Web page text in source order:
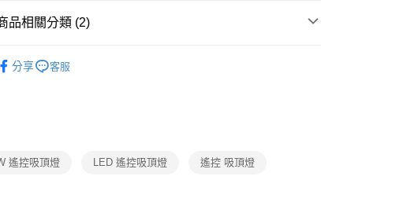
３．安心：先確認商品／服務後，再付款。
１．於結帳方式選擇「AFTEE先享後付」後，將跳轉至「AFTEE先享後
付」結帳頁面，進行簡訊認證並確認金額後，即可完成結帳。
先享後付繳納相關費用。
每筆NT$180，滿NT$5,000(含以上)免運費
品相關分類 (2)
分享 客服
遙控吸頂燈 LED 遙控吸頂燈 遙控 吸頂燈